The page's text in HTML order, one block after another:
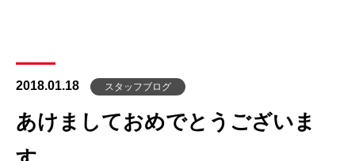
2018.01.18 スタッフブログ
あけましておめでとうございま